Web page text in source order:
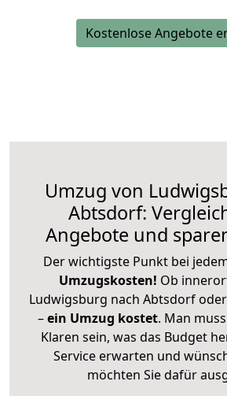
Kostenlose Angebote
Umzug von
Abtsdorf:
Angebote und
Der wichtigste Punkt bei
Umzugskosten! Ob
Ludwigsburg nach Abtsdorf
–ein Umzug kostet. Man
Klaren sein, was das Budget
Service erwarten und
möchten Sie dafür